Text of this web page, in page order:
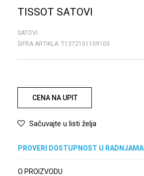
TISSOT SATOVI
SATOVI
ŠIFRA ARTIKLA: T1372101109100
CENA NA UPIT
Sačuvajte u listi želja
PROVERI DOSTUPNOST U RADNJAMA
O PROIZVODU